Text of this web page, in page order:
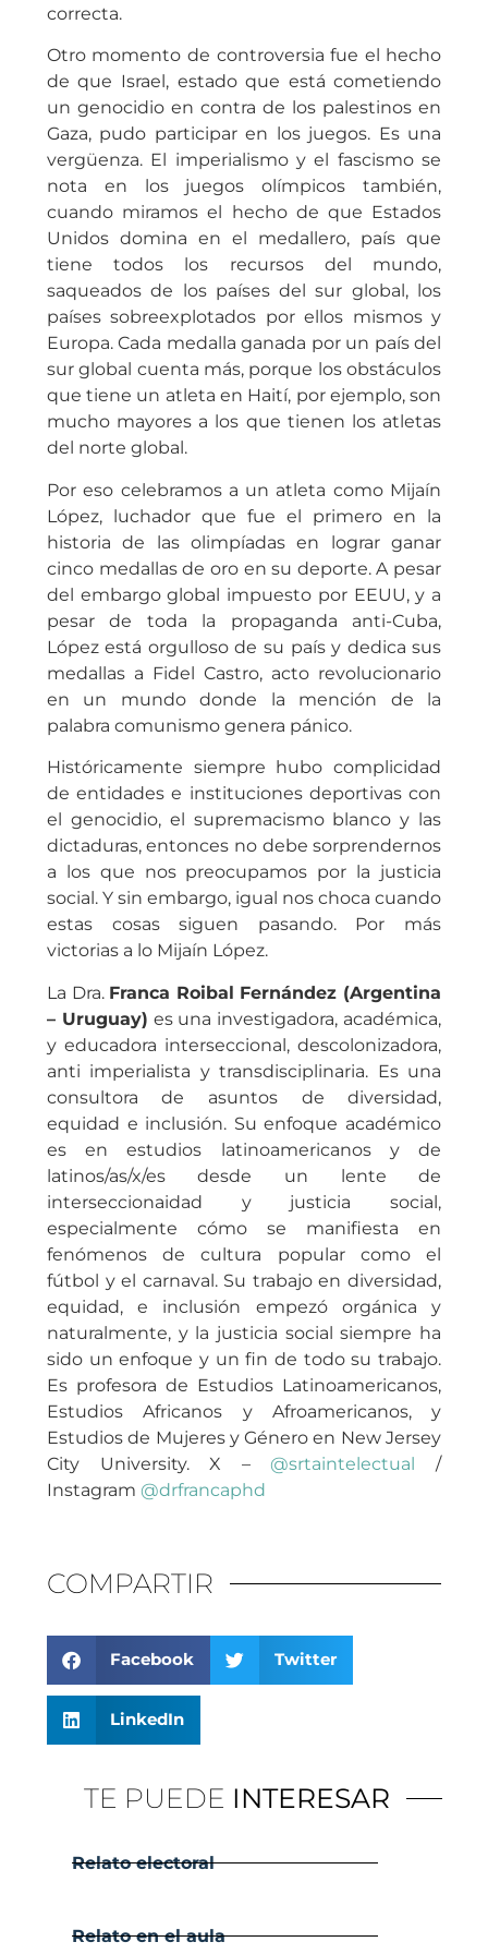
correcta.
Otro momento de controversia fue el hecho
de que Israel, estado que está cometiendo
un genocidio en contra de los palestinos en
Gaza, pudo participar en los juegos. Es una
vergüenza. El imperialismo y el fascismo se
nota en los juegos olímpicos también,
cuando miramos el hecho de que Estados
Unidos domina en el medallero, país que
tiene todos los recursos del mundo,
saqueados de los países del sur global, los
países sobreexplotados por ellos mismos y
Europa. Cada medalla ganada por un país del
sur global cuenta más, porque los obstáculos
que tiene un atleta en Haití, por ejemplo, son
mucho mayores a los que tienen los atletas
del norte global.
Por eso celebramos a un atleta como Mijaín
López, luchador que fue el primero en la
historia de las olimpíadas en lograr ganar
cinco medallas de oro en su deporte. A pesar
del embargo global impuesto por EEUU, y a
pesar de toda la propaganda anti-Cuba,
López está orgulloso de su país y dedica sus
medallas a Fidel Castro, acto revolucionario
en un mundo donde la mención de la
palabra comunismo genera pánico.
Históricamente siempre hubo complicidad
de entidades e instituciones deportivas con
el genocidio, el supremacismo blanco y las
dictaduras, entonces no debe sorprendernos
a los que nos preocupamos por la justicia
social. Y sin embargo, igual nos choca cuando
estas cosas siguen pasando. Por más
victorias a lo Mijaín López.
La Dra. Franca Roibal Fernández (Argentina
– Uruguay) es una investigadora, académica,
y educadora interseccional, descolonizadora,
anti imperialista y transdisciplinaria. Es una
consultora de asuntos de diversidad,
equidad e inclusión. Su enfoque académico
es en estudios latinoamericanos y de
latinos/as/x/es desde un lente de
interseccionaidad y justicia social,
especialmente cómo se manifiesta en
fenómenos de cultura popular como el
fútbol y el carnaval. Su trabajo en diversidad,
equidad, e inclusión empezó orgánica y
naturalmente, y la justicia social siempre ha
sido un enfoque y un fin de todo su trabajo.
Es profesora de Estudios Latinoamericanos,
Estudios Africanos y Afroamericanos, y
Estudios de Mujeres y Género en New Jersey
City University. X – @srtaintelectual /
Instagram @drfrancaphd
COMPARTIR
Facebook Twitter
LinkedIn
TE PUEDE INTERESAR
Relato electoral
Relato en el aula